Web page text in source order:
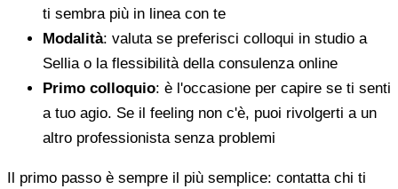
ti sembra più in linea con te
Modalità: valuta se preferisci colloqui in studio a
Sellia o la flessibilità della consulenza online
Primo colloquio: è l'occasione per capire se ti senti
a tuo agio. Se il feeling non c'è, puoi rivolgerti a un
altro professionista senza problemi
Il primo passo è sempre il più semplice: contatta chi ti